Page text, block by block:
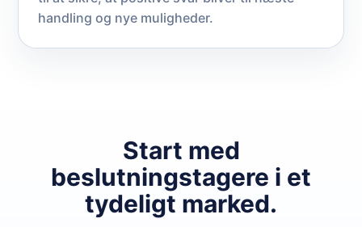
handling og nye muligheder.
Start med
beslutningstagere i et
tydeligt marked.